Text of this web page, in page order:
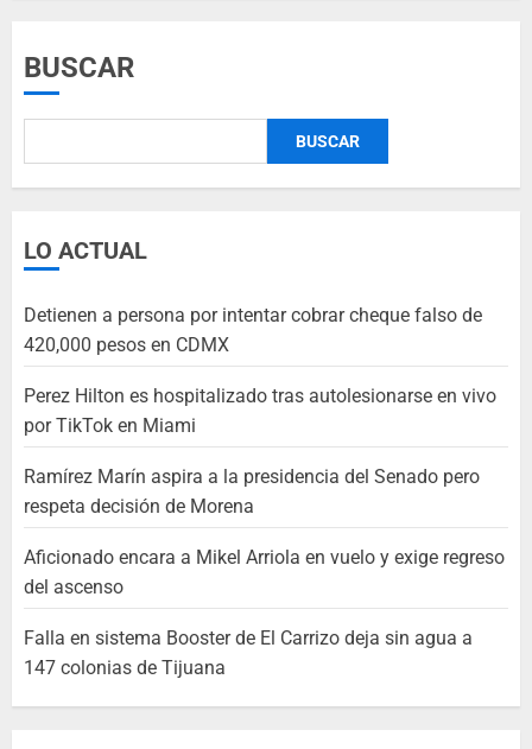
BUSCAR
BUSCAR
LO ACTUAL
Detienen a persona por intentar cobrar cheque falso de
420,000 pesos en CDMX
Perez Hilton es hospitalizado tras autolesionarse en vivo
por TikTok en Miami
Ramírez Marín aspira a la presidencia del Senado pero
respeta decisión de Morena
Aficionado encara a Mikel Arriola en vuelo y exige regreso
del ascenso
Falla en sistema Booster de El Carrizo deja sin agua a
147 colonias de Tijuana